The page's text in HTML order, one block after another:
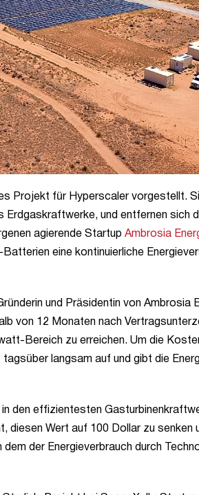
Projekt für Hyperscaler vorgestellt.
Erdgaskraftwerke, und entfernen sich
agierende Startup Ambrosia
eine kontinuierliche
und Präsidentin von Ambrosia
von 12 Monaten nach
Bereich zu erreichen. Um die
langsam auf und gibt die
den effizientesten
diesen Wert auf 100 Dollar zu senken
der Energieverbrauch durch